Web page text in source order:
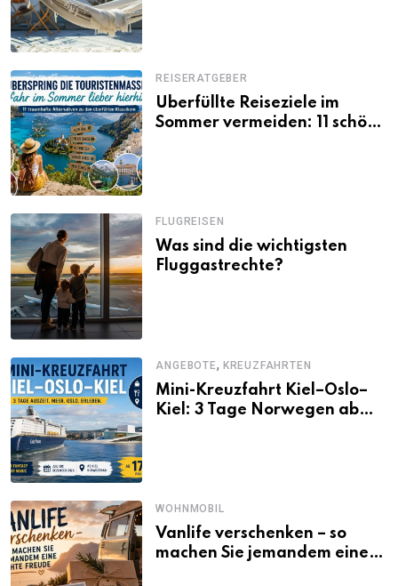
REISERATGEBER
Überfüllte Reiseziele im
Sommer vermeiden: 11 schöne
FLUGREISEN
Was sind die wichtigsten
Fluggastrechte?
ANGEBOTE, KREUZFAHRTEN
Mini-Kreuzfahrt Kiel–Oslo–
Kiel: 3 Tage Norwegen ab
WOHNMOBIL
Vanlife verschenken – so
machen Sie jemandem eine